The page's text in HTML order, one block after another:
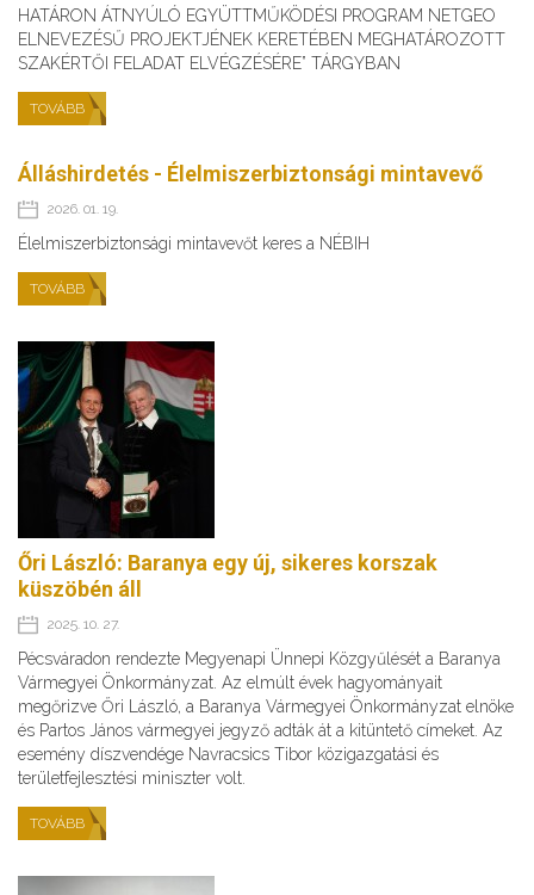
HATÁRON ÁTNYÚLÓ EGYÜTTMŰKÖDÉSI PROGRAM NETGEO
ELNEVEZÉSŰ PROJEKTJÉNEK KERETÉBEN MEGHATÁROZOTT
SZAKÉRTŐI FELADAT ELVÉGZÉSÉRE” TÁRGYBAN
TOVÁBB
Álláshirdetés - Élelmiszerbiztonsági mintavevő
2026. 01. 19.
Élelmiszerbiztonsági mintavevőt keres a NÉBIH
TOVÁBB
Őri László: Baranya egy új, sikeres korszak
küszöbén áll
2025. 10. 27.
Pécsváradon rendezte Megyenapi Ünnepi Közgyűlését a Baranya
Vármegyei Önkormányzat. Az elmúlt évek hagyományait
megőrizve Őri László, a Baranya Vármegyei Önkormányzat elnöke
és Partos János vármegyei jegyző adták át a kitüntető címeket. Az
esemény díszvendége Navracsics Tibor közigazgatási és
területfejlesztési miniszter volt.
TOVÁBB